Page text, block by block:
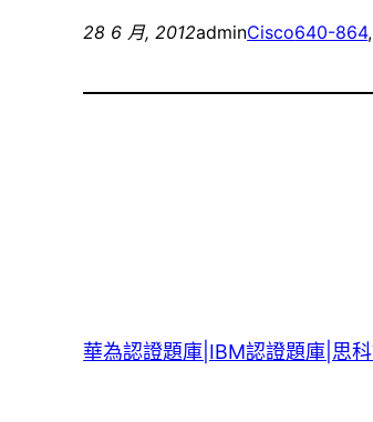
28 6 月, 2012adminCisco640-864,
華為認證題庫|IBM認證題庫|思